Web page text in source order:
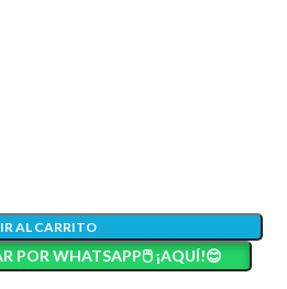
AL CARRITO
POR WHATSAPP🖱️ ¡AQUÍ!😊